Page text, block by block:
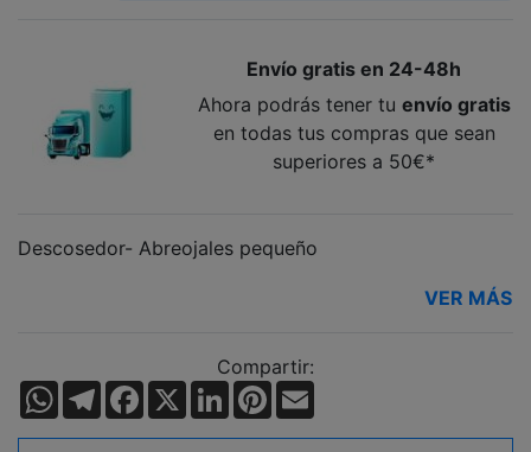
Envío gratis en 24-48h
Ahora podrás tener tu envío gratis
en todas tus compras que sean
superiores a 50€*
Descosedor- Abreojales pequeño
VER MÁS
Compartir:
WhatsApp
TelegramFacebook
X LinkedInPinterest